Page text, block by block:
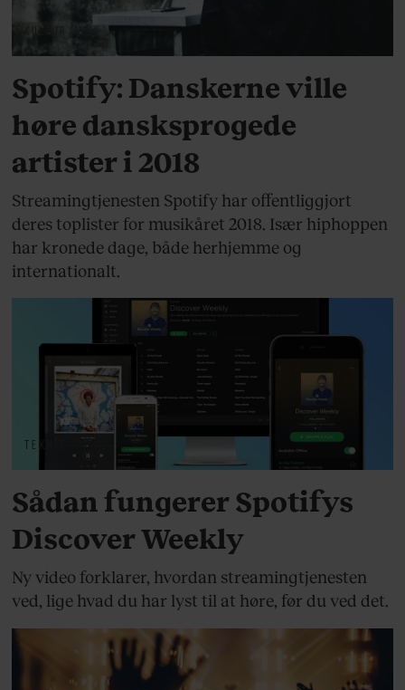
KULTUR
Spotify: Danskerne ville
høre dansksprogede
artister i 2018
Streamingtjenesten Spotify har offentliggjort
deres toplister for musikåret 2018. Især hiphoppen
har kronede dage, både herhjemme og
internationalt.
TEKNIK
Sådan fungerer Spotifys
Discover Weekly
Ny video forklarer, hvordan streamingtjenesten
ved, lige hvad du har lyst til at høre, før du ved det.